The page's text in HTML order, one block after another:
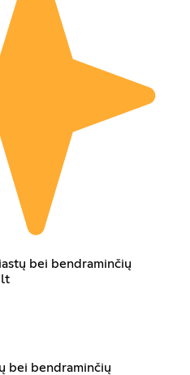
bei bendraminčių
bei bendraminčių